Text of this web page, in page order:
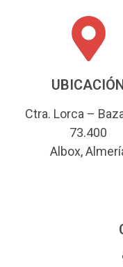
Ctra. Lorca –
73.400
Albox,